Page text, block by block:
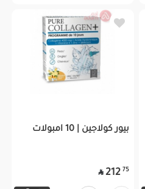
بيور كولاجين | 10 امبولات
75
212
